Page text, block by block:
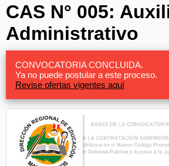
CAS N° 005:
Administrativo
CONVOCATORIA CONCLUIDA.
Ya no puede postular a este proceso.
Revise ofertas vigentes aquí